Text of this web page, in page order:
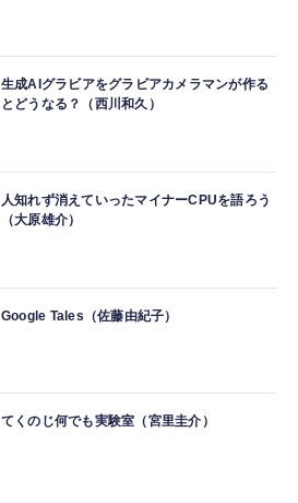
生成AIグラビアをグラビアカメラマンが作る
とどうなる？（西川和久）
人知れず消えていったマイナーCPUを語ろう
（大原雄介）
Google Tales（佐藤由紀子）
てくのじ何でも実験室（宮里圭介）